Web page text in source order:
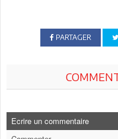
PARTAGER
Ecrire un commentaire